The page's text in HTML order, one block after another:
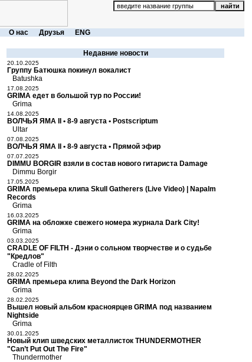
О нас Друзья ENG
Недавние новости
20.10.2025
Группу Батюшка покинул вокалист
Batushka
17.08.2025
GRIMA едет в большой тур по России!
Grima
14.08.2025
ВОЛЧЬЯ ЯМА II • 8-9 августа • Postscriptum
Ultar
07.08.2025
ВОЛЧЬЯ ЯМА II • 8-9 августа • Прямой эфир
07.07.2025
DIMMU BORGIR взяли в состав нового гитариста Damage
Dimmu Borgir
17.05.2025
GRIMA премьера клипа Skull Gatherers (Live Video) | Napalm
Records
Grima
16.03.2025
GRIMA на обложке свежего номера журнала Dark City!
Grima
03.03.2025
CRADLE OF FILTH - Дэни о сольном творчестве и о судьбе
"Кредлов"
Cradle of Filth
28.02.2025
GRIMA премьера клипа Beyond the Dark Horizon
Grima
28.02.2025
Вышел новый альбом красноярцев GRIMA под названием
Nightside
Grima
30.01.2025
Новый клип шведских металлисток THUNDERMOTHER
"Can’t Put Out The Fire"
Thundermother